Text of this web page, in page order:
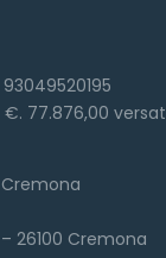
€. 77.876,00
Cremona
26100 Cremona